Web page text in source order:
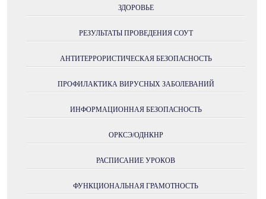
ЗДОРОВЬЕ
РЕЗУЛЬТАТЫ ПРОВЕДЕНИЯ СОУТ
АНТИТЕРРОРИСТИЧЕСКАЯ БЕЗОПАСНОСТЬ
ПРОФИЛАКТИКА ВИРУСНЫХ ЗАБОЛЕВАНИЙ
ИНФОРМАЦИОННАЯ БЕЗОПАСНОСТЬ
ОРКСЭ/ОДНКНР
РАСПИСАНИЕ УРОКОВ
ФУНКЦИОНАЛЬНАЯ ГРАМОТНОСТЬ